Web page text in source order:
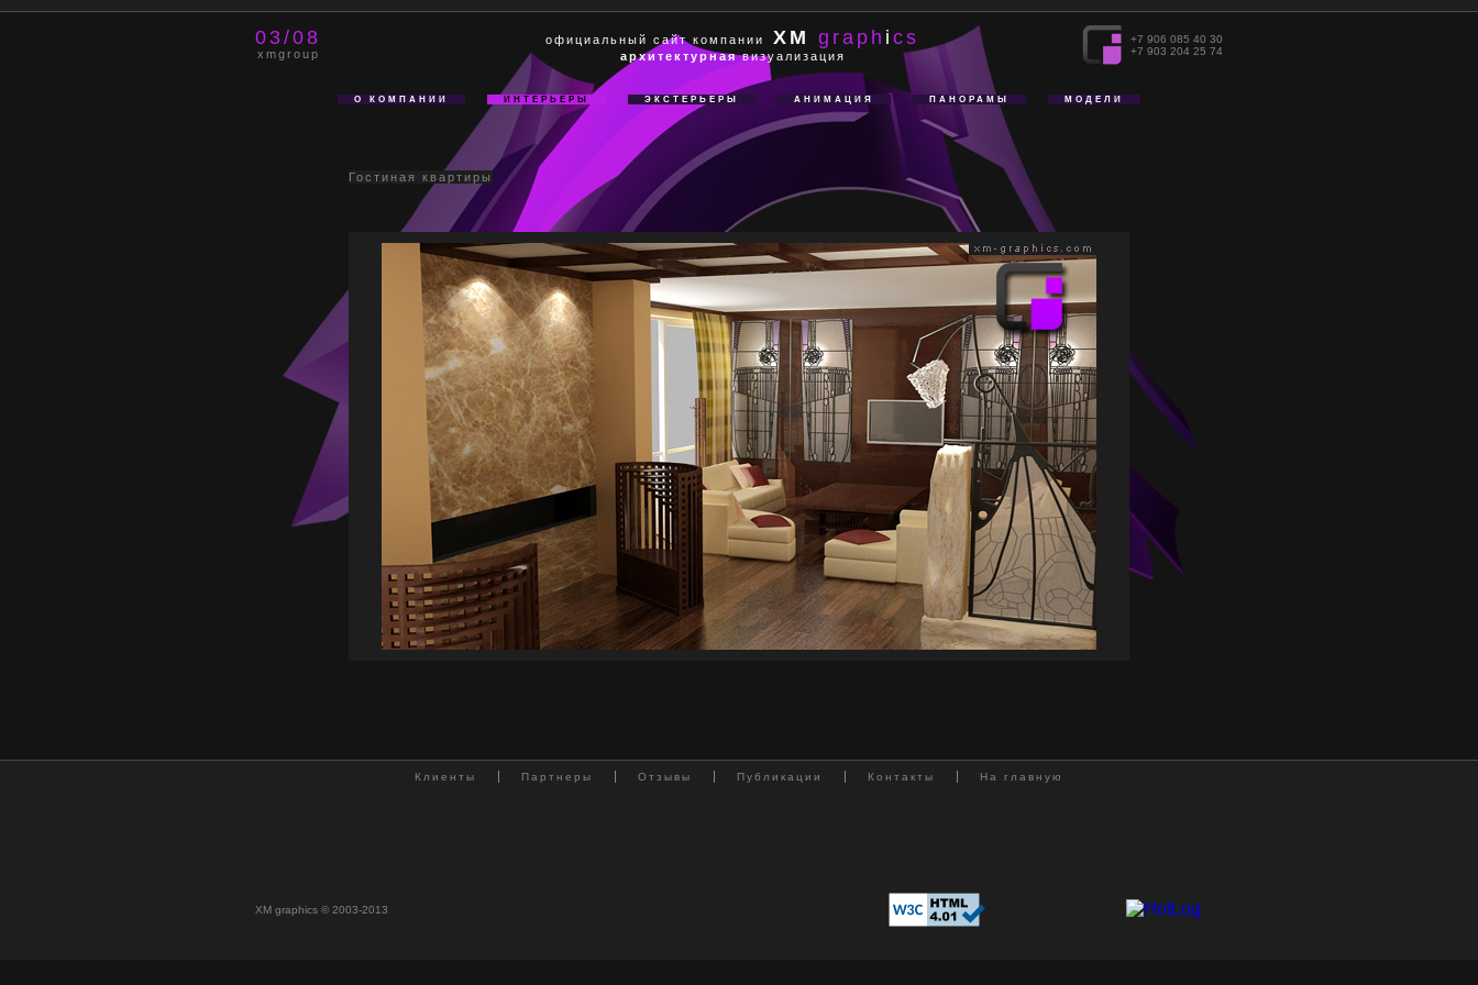
03/08
xmgroup
официальный сайт компании XM graph i cs
архитектурнаявизуализация
+7 906 085 40 30
+7 903 204 25 74
О КОМПАНИИ ИНТЕРЬЕРЫ ЭКСТЕРЬЕРЫ АНИМАЦИЯ ПАНОРАМЫ МОДЕЛИ
Гостиная квартиры
Клиенты Партнеры Отзывы Публикации Контакты На главную
XM graphics © 2003-2013